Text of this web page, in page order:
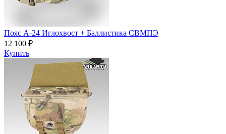
Пояс A-24 Иглохвост + Баллистика СВМПЭ
12 100 ₽
Купить